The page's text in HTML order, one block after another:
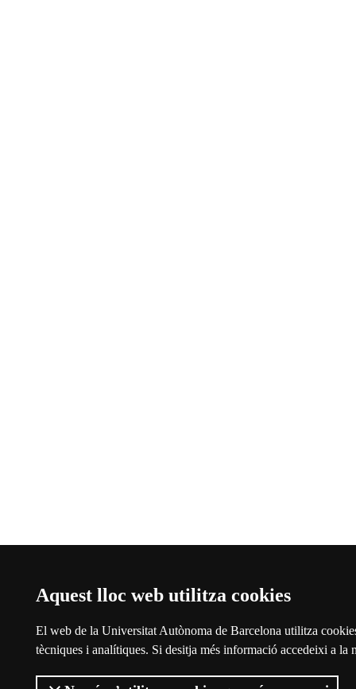
Aquest lloc web utilitza cookies
El web de la Universitat Autònoma de Barcelona utilitza
tècniques i analítiques. Si desitja més informació accedeixi a la